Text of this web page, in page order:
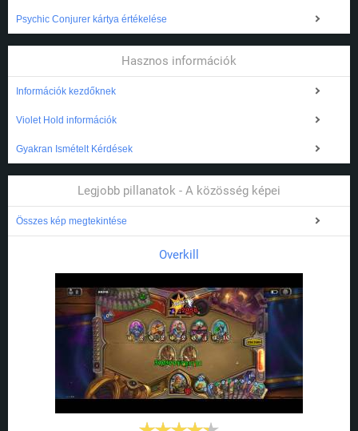
Psychic Conjurer kártya értékelése
Hasznos információk
Információk kezdőknek
Violet Hold információk
Gyakran Ismételt Kérdések
Legjobb pillanatok - A közösség képei
Összes kép megtekintése
Overkill